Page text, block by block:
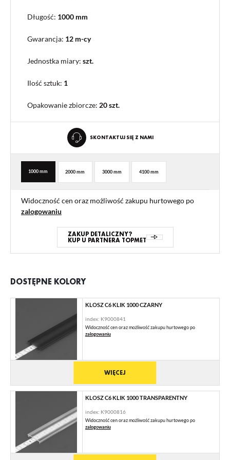
Długość: 1000 mm
Gwarancja: 12 m-cy
Jednostka miary: szt.
Ilość sztuk: 1
Opakowanie zbiorcze: 20 szt.
SKONTAKTUJ SIĘ Z NAMI
1000 mm 2000 mm 3000 mm 4100 mm
Widoczność cen oraz możliwość zakupu hurtowego po
zalogowaniu
ZAKUP DETALICZNY?
KUP U PARTNERA TOPMET
DOSTĘPNE KOLORY
KLOSZ C6 KLIK 1000 CZARNY
index: K9000841
Widoczność cen oraz możliwość zakupu hurtowego po
zalogowaniu
WIĘCEJ
KLOSZ C6 KLIK 1000 TRANSPARENTNY
index: K9000816
Widoczność cen oraz możliwość zakupu hurtowego po
zalogowaniu